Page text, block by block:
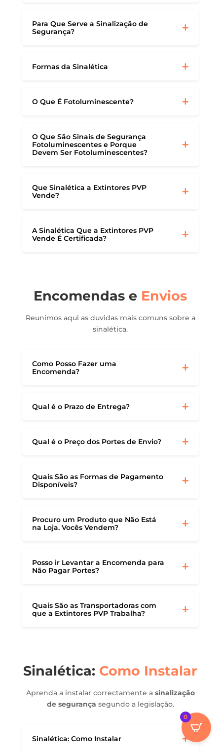
Para Que Serve a Sinalização de
Segurança?
Formas da Sinalética
O Que É Fotoluminescente?
O Que São Sinais de Segurança
Fotoluminescentes e Porque
Devem Ser Fotoluminescentes?
Que Sinalética a Extintores PVP
Vende?
A Sinalética Que a Extintores PVP
Vende É Certificada?
Encomendas e Envios
Reunimos aqui as duvidas mais comuns sobre a
sinalética.
Como Posso Fazer uma
Encomenda?
Qual é o Prazo de Entrega?
Qual é o Preço dos Portes de Envio?
Quais São as Formas de Pagamento
Disponíveis?
Procuro um Produto que Não Está
na Loja. Vocês Vendem?
Posso ir Levantar a Encomenda para
Não Pagar Portes?
Quais São as Transportadoras com
que a Extintores PVP Trabalha?
Sinalética: Como Instalar
Aprenda a instalar correctamente a sinalização
de segurança segundo a legislação.
Sinalética: Como Instalar
0